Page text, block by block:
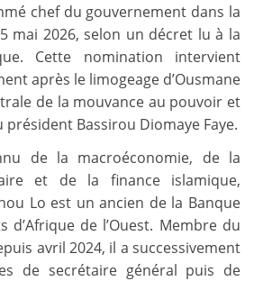
chef du gouvernement dans la
mai 2026, selon un décret lu à la
Cette nomination intervient
après le limogeage d’Ousmane
de la mouvance au pouvoir et
Bassirou Diomaye Faye.
de la macroéconomie, de la
et de la finance islamique,
Lo est un ancien de la Banque
d’Afrique de l’Ouest. Membre du
avril 2024, il a successivement
de secrétaire général puis de